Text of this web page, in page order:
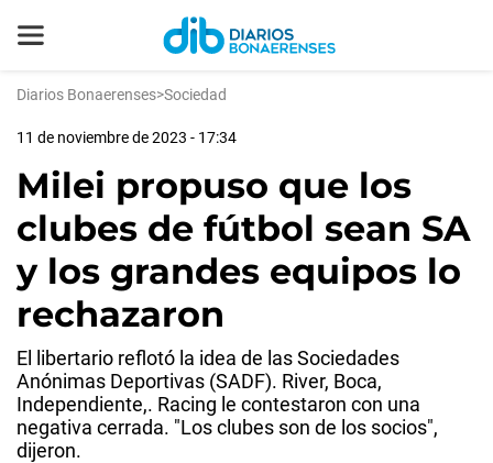
Diarios Bonaerenses>Sociedad
11 de noviembre de 2023 - 17:34
Milei propuso que los
clubes de fútbol sean SA
y los grandes equipos lo
rechazaron
El libertario reflotó la idea de las Sociedades
Anónimas Deportivas (SADF). River, Boca,
Independiente,. Racing le contestaron con una
negativa cerrada. "Los clubes son de los socios",
dijeron.